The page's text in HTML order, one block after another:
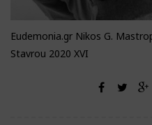
Eudemonia.gr Nikos G.
Stavrou 2020 XVI